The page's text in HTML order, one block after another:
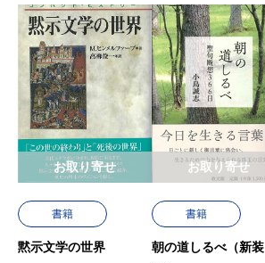
書籍
黙示文学の世界
お取り寄せ
書籍
朝の道しるべ（新装
お取り寄せ